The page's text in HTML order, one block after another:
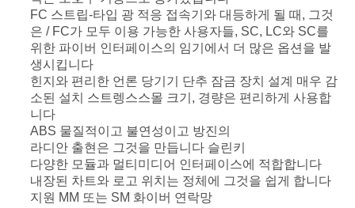
FC 스트립-타입 광 적응 접속기와 대등하게 될 때, 그것
은 / FC가 모두 이용 가능한 사용자들, SC, LC와 SC를
위한 파이버 인터페이스의 임기에서 더 많은 옵션을 발
생시킵니다
힌지와 편리한 언론 당기기 단추 잠금 장치 설계 매우 감
소된 설치 스트렝스스몰 크기, 경량은 편리하게 사용합
니다
ABS 물질적이고 불연성이고 방진의
라디안 출현은 그것을 만듭니다 슬린키
다양한 모듈과 멀티미디어 인터페이스에 적합합니다
내장된 차트와 로고 위치는 정체에 그것을 쉽게 합니다
지원 MM 또는 SM 화이버 연락망